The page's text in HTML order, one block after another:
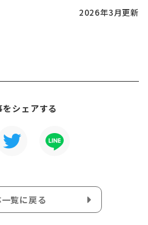
2026年3月更新
をシェアする
覧に戻る